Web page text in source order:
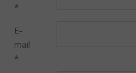
*
E-
mail
*